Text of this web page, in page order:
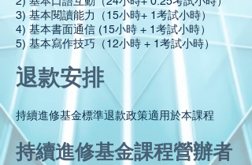
3) 基本閱讀能力（15小時+ 1考試小時）
4) 基本書面通信 (15小時 + 1考試小時）
5) 基本寫作技巧（12小時 + 1考試小時）
退款安排
持續進修基金標準退款政策適用於本課程
持續進修基金課程營辦者